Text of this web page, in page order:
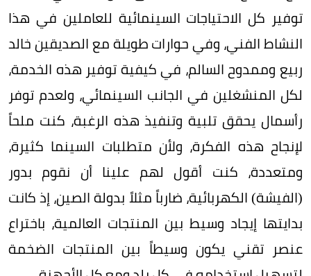
توفير كل الاحتياجات السينمائية للعاملين في هذا
النشاط الفني، وفي حوارات طويلة مع الصديقين خالد
ربيع وممدوح السالم، في كيفية توفير هذه الخدمة،
لكل المنشغلين في الجانب السينمائي، ولعدم توفر
رأسمال يحقق تلبية وتنفيذ هذه الرغبة، كنت ملحاً
لإنجاح هذه الفكرة، ولأن متطلبات السينما كثيرة،
ومتعددة، كنت أقول لهم علينا أن نقوم بدور
(الفيشة) الكهربائية، ضارباً مثلاً بدولة الصين، إذ كانت
بدايتها إيجاد وسيط بين المنتجات العالمية، باختراع
عنصر تقني يكون وسيطاً بين المنتجات الضخمة